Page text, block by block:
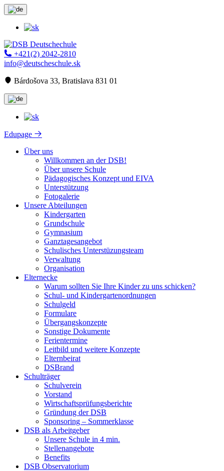
+421(2) 2042-2810
info@deutscheschule.sk
Bárdošova 33, Bratislava 831 01
Edupage
Über uns
Willkommen an der DSB!
Über unsere Schule
Pädagogisches Konzept und EIVA
Unterstützung
Fotogalerie
Unsere Abteilungen
Kindergarten
Grundschule
Gymnasium
Ganztagesangebot
Schulisches Unterstüzungsteam
Verwaltung
Organisation
Elternecke
Warum sollten Sie Ihre Kinder zu uns schicken?
Schul- und Kindergartenordnungen
Schulgeld
Formulare
Übergangskonzepte
Sonstige Dokumente
Ferientermine
Leitbild und weitere Konzepte
Elternbeirat
DSBrand
Schulträger
Schulverein
Vorstand
Wirtschaftsprüfungsberichte
Gründung der DSB
Sponsoring – Sommerklasse
DSB als Arbeitgeber
Unsere Schule in 4 min.
Stellenangebote
Benefits
DSB Observatorium